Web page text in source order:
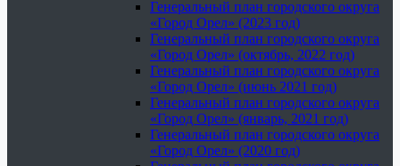
Генеральный план городского округа
«Город Орел» (2023 год)
Генеральный план городского округа
«Город Орел» (октябрь, 2022 год)
Генеральный план городского округа
«Город Орел» (июнь 2021 год)
Генеральный план городского округа
«Город Орел» (январь, 2021 год)
Генеральный план городского округа
«Город Орел» (2020 год)